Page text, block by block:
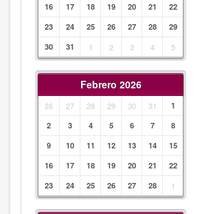
16
17 18 19 20 21
22
23
24 25 26 27 28
29
30
31 1 2 3 4 5
Febrero 2026
26 27 28 29 30 31
1
2
3 4 5 6 7
8
9
10 11 12 13 14
15
16
17 18 19 20 21
22
23
24 25 26 27 28 1